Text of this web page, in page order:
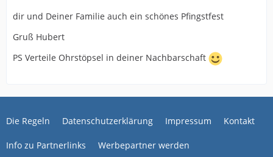
dir und Deiner Familie auch ein schönes Pfingstfest
Gruß Hubert
PS Verteile Ohrstöpsel in deiner Nachbarschaft
Die Regeln Datenschutzerklärung Impressum Kontakt
Info zu Partnerlinks Werbepartner werden